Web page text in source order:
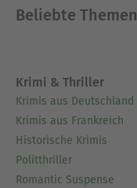
Beliebte Themen
Krimi & Thriller
Krimis aus Deutschland
Krimis aus Frankreich
Historische Krimis
Politthriller
Romantic Suspense